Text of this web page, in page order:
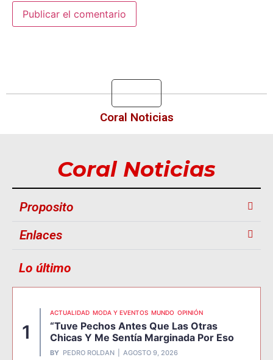
Coral Noticias
Coral Noticias
Proposito
Enlaces
Lo último
1
ACTUALIDAD MODA Y EVENTOS MUNDO OPINIÓN
“Tuve Pechos Antes Que Las Otras
Chicas Y Me Sentía Marginada Por Eso
BY PEDRO ROLDAN AGOSTO 9, 2026